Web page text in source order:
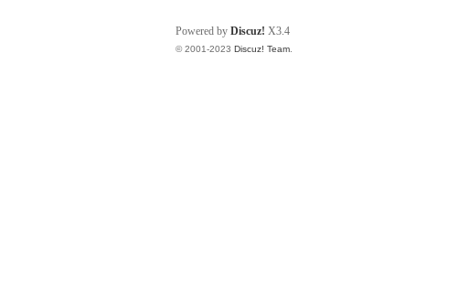
Powered by Discuz! X3.4
© 2001-2023 Discuz! Team